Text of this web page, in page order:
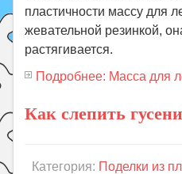
пластичности массу для
жевательной резинкой,
растягивается.
Подробнее: Масса для
Как слепить
Категория: Поделки из